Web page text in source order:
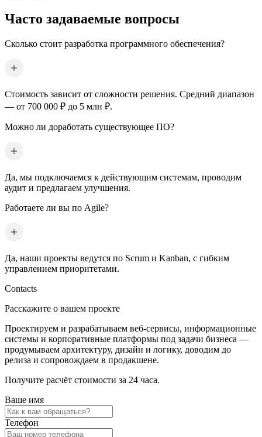
Часто задаваемые вопросы
Сколько стоит разработка программного обеспечения?
Стоимость зависит от сложности решения. Средний диапазон
— от 700 000 ₽ до 5 млн ₽.
Можно ли доработать существующее ПО?
Да, мы подключаемся к действующим системам, проводим
аудит и предлагаем улучшения.
Работаете ли вы по Agile?
Да, наши проекты ведутся по Scrum и Kanban, с гибким
управлением приоритетами.
Contacts
Расскажите о вашем проекте
Проектируем и разрабатываем веб-сервисы, информационные
системы и корпоративные платформы под задачи бизнеса —
продумываем архитектуру, дизайн и логику, доводим до
релиза и сопровождаем в продакшене.
Получите расчёт стоимости за 24 часа.
Ваше имя
Телефон